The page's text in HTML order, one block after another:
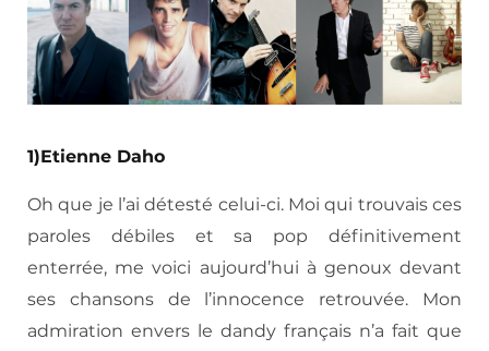
1)Etienne Daho
Oh que je l’ai détesté celui-ci. Moi qui trouvais ces
paroles débiles et sa pop définitivement
enterrée, me voici aujourd’hui à genoux devant
ses chansons de l’innocence retrouvée. Mon
admiration envers le dandy français n’a fait que